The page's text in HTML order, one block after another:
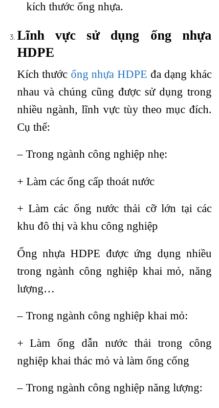
kích thước ống nhựa.
Lĩnh vực sử dụng ống nhựa
HDPE
Kích thước ống nhựa HDPE đa dạng khác
nhau và chúng cũng được sử dụng trong
nhiều ngành, lĩnh vực tùy theo mục đích.
Cụ thể:
– Trong ngành công nghiệp nhẹ:
+ Làm các ống cấp thoát nước
+ Làm các ống nước thải cỡ lớn tại các
khu đô thị và khu công nghiệp
Ống nhựa HDPE được ứng dụng nhiều
trong ngành công nghiệp khai mỏ, năng
lượng…
– Trong ngành công nghiệp khai mỏ:
+ Làm ống dẫn nước thải trong công
nghiệp khai thác mỏ và làm ống cống
– Trong ngành công nghiệp năng lượng: